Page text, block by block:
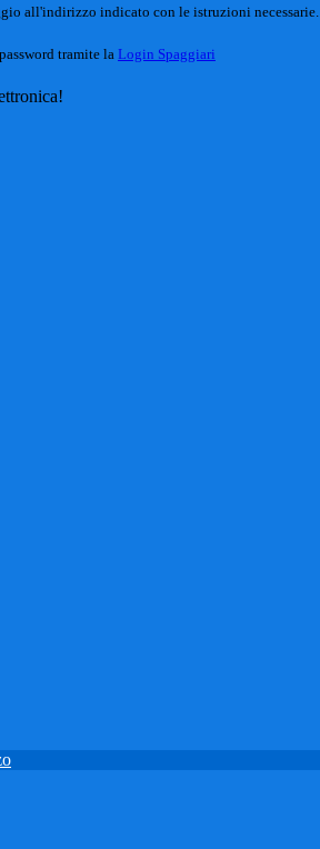
all'indirizzo indicato con le istruzioni necessarie.
tramite la Login Spaggiari